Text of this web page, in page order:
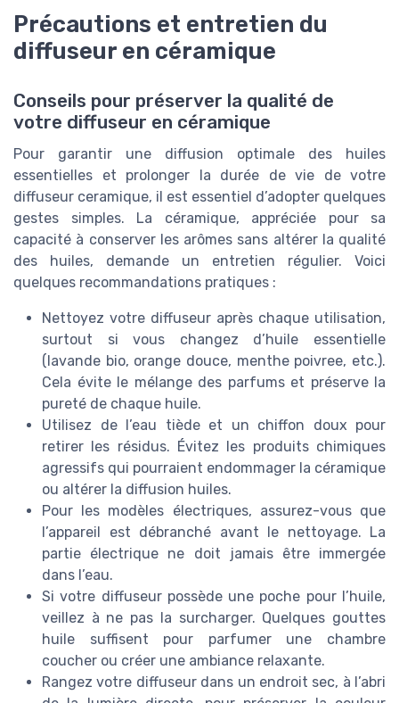
Précautions et entretien du
diffuseur en céramique
Conseils pour préserver la qualité de
votre diffuseur en céramique
Pour garantir une diffusion optimale des huiles
essentielles et prolonger la durée de vie de votre
diffuseur ceramique, il est essentiel d’adopter quelques
gestes simples. La céramique, appréciée pour sa
capacité à conserver les arômes sans altérer la qualité
des huiles, demande un entretien régulier. Voici
quelques recommandations pratiques :
Nettoyez votre diffuseur après chaque utilisation,
surtout si vous changez d’huile essentielle
(lavande bio, orange douce, menthe poivree, etc.).
Cela évite le mélange des parfums et préserve la
pureté de chaque huile.
Utilisez de l’eau tiède et un chiffon doux pour
retirer les résidus. Évitez les produits chimiques
agressifs qui pourraient endommager la céramique
ou altérer la diffusion huiles.
Pour les modèles électriques, assurez-vous que
l’appareil est débranché avant le nettoyage. La
partie électrique ne doit jamais être immergée
dans l’eau.
Si votre diffuseur possède une poche pour l’huile,
veillez à ne pas la surcharger. Quelques gouttes
huile suffisent pour parfumer une chambre
coucher ou créer une ambiance relaxante.
Rangez votre diffuseur dans un endroit sec, à l’abri